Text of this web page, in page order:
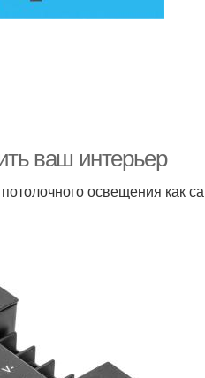
ваш интерьер
освещения как